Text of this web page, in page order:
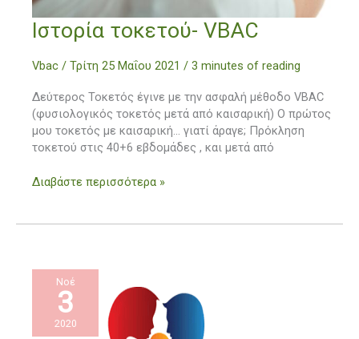
Ιστορία τοκετού- VBAC
Vbac / Τρίτη 25 Μαΐου 2021 / 3 minutes of reading
Δεύτερος Τοκετός έγινε με την ασφαλή μέθοδο VBAC
(φυσιολογικός τοκετός μετά από καισαρική) Ο πρώτος
μου τοκετός με καισαρική… γιατί άραγε; Πρόκληση
τοκετού στις 40+6 εβδομάδες , και μετά από
Ιστορία
τοκετού-
VBAC
Διαβάστε περισσότερα »
Νοέ
3
2020